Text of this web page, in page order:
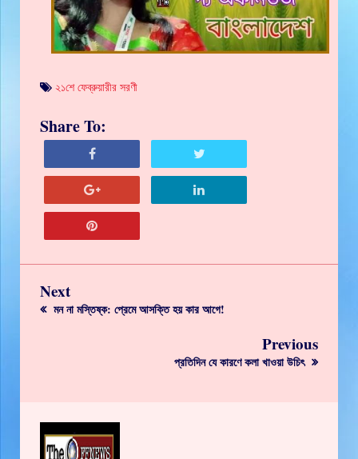
২১শে ফেব্রুয়ারীর সরণী
Share To:
Next
মন না মস্তিষ্ক: প্রেমে আসক্তি হয় কার আগে!
Previous
প্রতিদিন যে কারণে কলা খাওয়া উচিৎ